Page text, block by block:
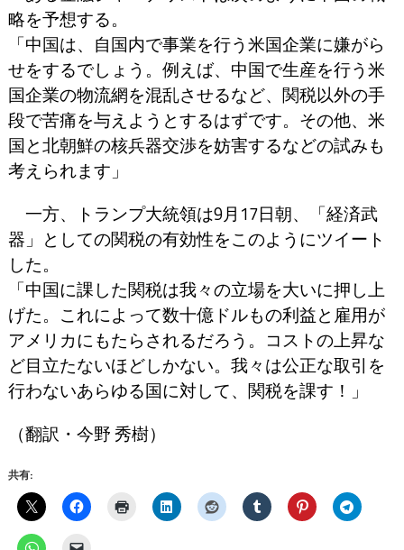
略を予想する。
「中国は、自国内で事業を行う米国企業に嫌がら
せをするでしょう。例えば、中国で生産を行う米
国企業の物流網を混乱させるなど、関税以外の手
段で苦痛を与えようとするはずです。その他、米
国と北朝鮮の核兵器交渉を妨害するなどの試みも
考えられます」
一方、トランプ大統領は9月17日朝、「経済武
器」としての関税の有効性をこのようにツイート
した。
「中国に課した関税は我々の立場を大いに押し上
げた。これによって数十億ドルもの利益と雇用が
アメリカにもたらされるだろう。コストの上昇な
ど目立たないほどしかない。我々は公正な取引を
行わないあらゆる国に対して、関税を課す！」
（翻訳・今野 秀樹）
共有: